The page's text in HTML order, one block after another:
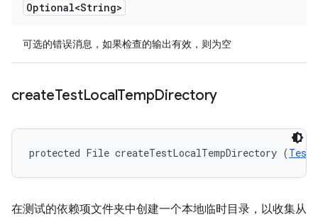
Optional<String>
可选的错误消息，如果检查的输出有效，则为空
createTestLocalTempDirectory
protected File createTestLocalTempDirectory (
在测试的依赖项文件夹中创建一个本地临时目录，以收集从